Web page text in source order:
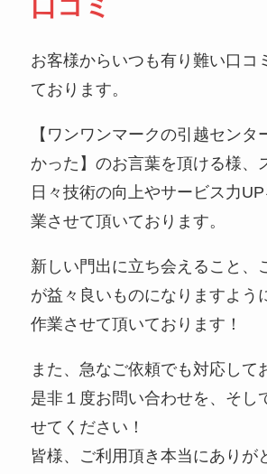
口コミ
お客様からいつも有り難い口コ
ております。
【ワンワンマークの引越センタ
かった】のお言葉を頂ける様、
日々技術の向上やサービス力
業させて頂いております。
新しい門出に立ち会えること、
が益々良いものになりますよう
作業させて頂いております！
また、急なご依頼でも対応して
是非１度お問い合わせを、そし
せてください！
皆様、ご利用頂き本当にありが